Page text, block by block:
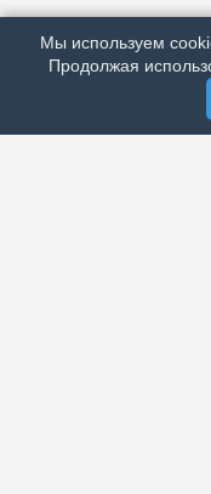
РЕКЛАМА У НАС
МЫ В СОЦСЕТЯХ
Мы используем
Продолжая